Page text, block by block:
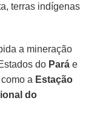
terras indígenas
a mineração
do Pará e
a Estação
do